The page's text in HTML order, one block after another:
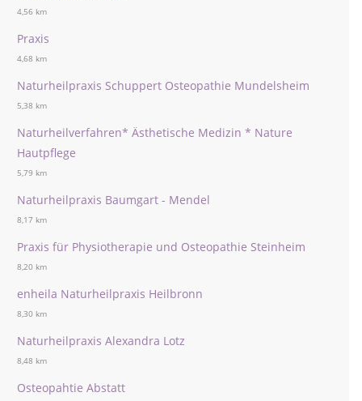
4,56 km
Praxis
4,68 km
Naturheilpraxis Schuppert Osteopathie Mundelsheim
5,38 km
Naturheilverfahren* Ästhetische Medizin * Nature
Hautpflege
5,79 km
Naturheilpraxis Baumgart - Mendel
8,17 km
Praxis für Physiotherapie und Osteopathie Steinheim
8,20 km
enheila Naturheilpraxis Heilbronn
8,30 km
Naturheilpraxis Alexandra Lotz
8,48 km
Osteopahtie Abstatt